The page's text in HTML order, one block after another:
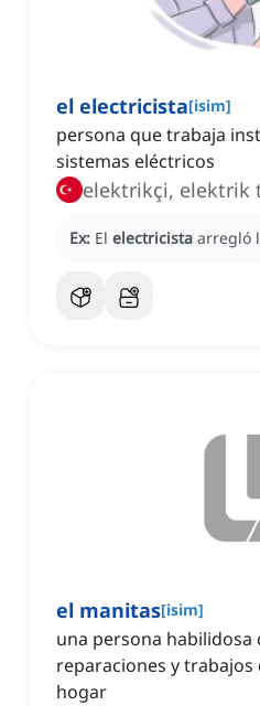
el electricista[isim]
persona que trabaja
sistemas eléctricos
elektrikçi, elektrik
Ex: El electricista arregló
el manitas[isim]
una persona habilidosa
reparaciones y
hogar